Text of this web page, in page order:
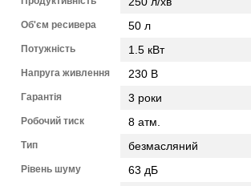
Об'єм ресивера 50 л
Потужність 1.5 кВт
Напруга живлення 230 В
Гарантія 3 роки
Робочий тиск 8 атм.
Тип безмасляний
Рівень шуму 63 дБ